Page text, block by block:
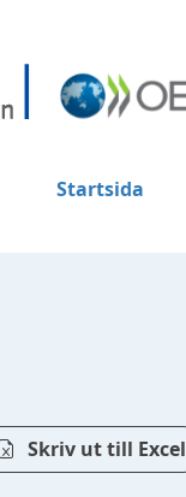
Startsida
Skriv ut till Excel